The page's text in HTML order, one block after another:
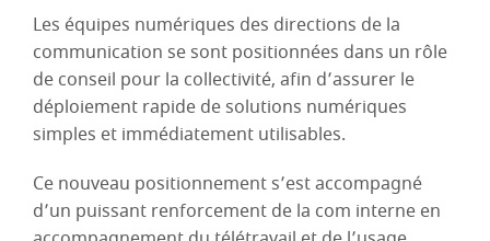
Les équipes numériques des directions de la
communication se sont positionnées dans un rôle
de conseil pour la collectivité, afin d’assurer le
déploiement rapide de solutions numériques
simples et immédiatement utilisables.
Ce nouveau positionnement s’est accompagné
d’un puissant renforcement de la com interne en